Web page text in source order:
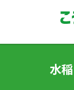
水